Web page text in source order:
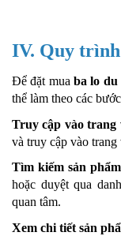
IV. Quy trình
Để đặt mua ba lo
thể làm theo các
Truy cập vào trang
và truy cập vào
Tìm kiếm sản phẩm
hoặc duyệt qua
quan tâm.
Xem chi tiết sản